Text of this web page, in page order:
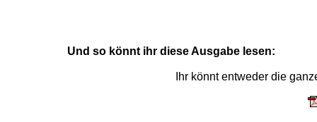
Und so könnt ihr diese Ausgabe lesen:
Ihr könnt entweder die